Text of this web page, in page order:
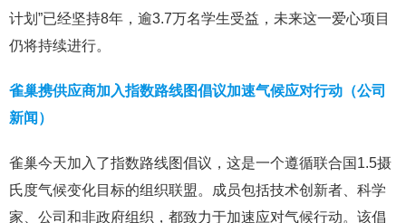
计划”已经坚持8年，逾3.7万名学生受益，未来这一爱心项目
仍将持续进行。
雀巢携供应商加入指数路线图倡议加速气候应对行动（公司
新闻）
雀巢今天加入了指数路线图倡议，这是一个遵循联合国1.5摄
氏度气候变化目标的组织联盟。成员包括技术创新者、科学
家、公司和非政府组织，都致力于加速应对气候行动。该倡